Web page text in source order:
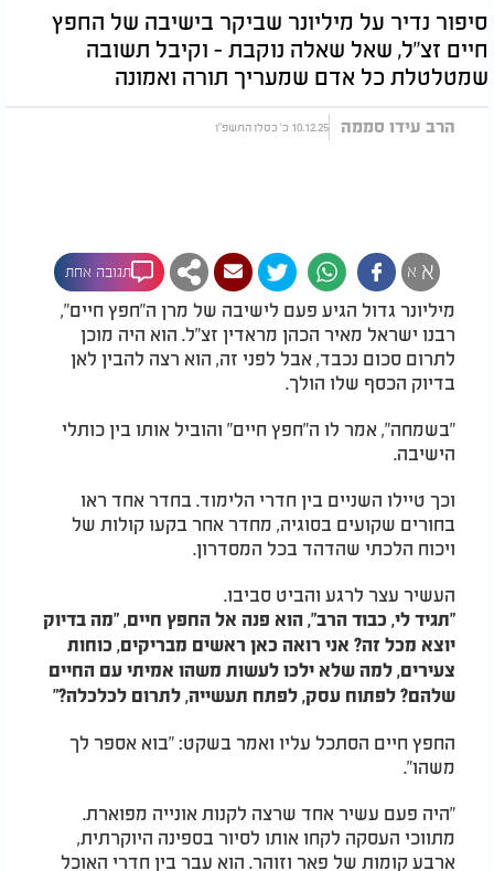
סיפור נדיר על מיליונר שביקר בישיבה של החפץ
חיים זצ"ל, שאל שאלה נוקבת - וקיבל תשובה
שמטלטלת כל אדם שמעריך תורה ואמונה
הרב עידו סממה 10.12.25 כ' כסלו התשפ"ו
א א תגובה אחת
מיליונר גדול הגיע פעם לישיבה של מרן ה"חפץ חיים",
רבנו ישראל מאיר הכהן מראדין זצ"ל. הוא היה מוכן
לתרום סכום נכבד, אבל לפני זה, הוא רצה להבין לאן
בדיוק הכסף שלו הולך.
"בשמחה", אמר לו ה"חפץ חיים" והוביל אותו בין כותלי
הישיבה.
וכך טיילו השניים בין חדרי הלימוד. בחדר אחד ראו
בחורים שקועים בסוגיה, מחדר אחר בקעו קולות של
ויכוח הלכתי שהדהד בכל המסדרון.
העשיר עצר לרגע והביט סביבו.
"תגיד לי, כבוד הרב", הוא פנה אל החפץ חיים, "מה בדיוק
יוצא מכל זה? אני רואה כאן ראשים מבריקים, כוחות
צעירים, למה שלא ילכו לעשות משהו אמיתי עם החיים
שלהם? לפתוח עסק, לפתח תעשייה, לתרום לכלכלה?"
החפץ חיים הסתכל עליו ואמר בשקט: "בוא אספר לך
משהו".
"היה פעם עשיר אחד שרצה לקנות אונייה מפוארת.
מתווכי העסקה לקחו אותו לסיור בספינה היוקרתית,
ארבע קומות של פאר וזוהר. הוא עבר בין חדרי האוכל